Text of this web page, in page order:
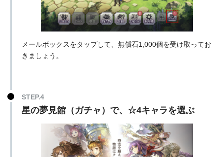
メールボックスをタップして、無償石1,000個を受け取ってお
きましょう。
星の夢見館（ガチャ）で、☆4キャラを選ぶ